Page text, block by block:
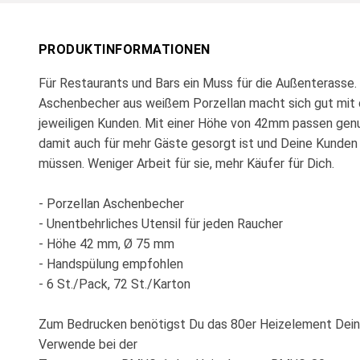
PRODUKTINFORMATIONEN
Für Restaurants und Bars ein Muss für die
Aschenbecher aus weißem Porzellan macht sich gut mit
jeweiligen Kunden. Mit einer Höhe von 42mm passen
damit auch für mehr Gäste gesorgt ist und Deine
müssen. Weniger Arbeit für sie, mehr Käufer für Dich.
- Porzellan Aschenbecher
- Unentbehrliches Utensil für jeden Raucher
- Höhe 42 mm, Ø 75 mm
- Handspülung empfohlen
- 6 St./Pack, 72 St./Karton
Zum Bedrucken benötigst Du das 80er Heizelement
Verwende bei der